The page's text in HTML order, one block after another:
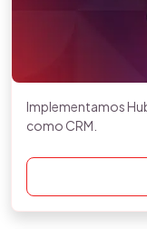
Implementamos
como CRM.